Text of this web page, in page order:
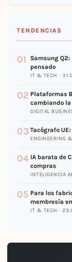
TENDENCIAS
01
Samsung
pensado
IT & TECH ·
02 Plataformas
cambiando
DIGITAL
03 Tacógrafo
ENGINEERING
04 IA barata de
compras
INTELIGENCIA
05 Para los
membresía
IT & TECH ·